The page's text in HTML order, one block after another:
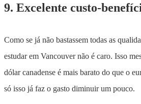
9. Excelente custo-
Como se já não bastassem todas as
estudar em Vancouver não é caro. Isso
dólar canadense é mais barato do que o
só isso já faz o gasto diminuir um pouco.